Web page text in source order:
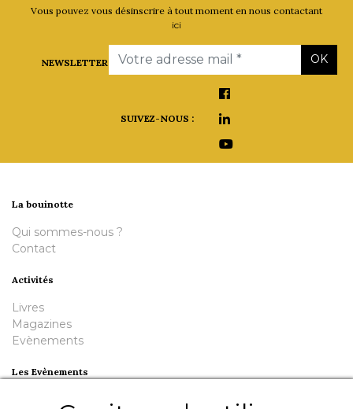
Vous pouvez vous désinscrire à tout moment en nous contactant
ici
NEWSLETTER
Email OK
SUIVEZ-NOUS :
La bouinotte
Qui sommes-nous ?
Contact
Activités
Livres
Magazines
Evènements
Les Evènements